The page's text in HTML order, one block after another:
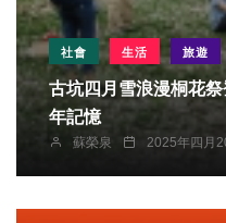
社會 生活 旅遊
古坑四月雪浪漫桐花
年記憶
蘇榮泉 2025年四月